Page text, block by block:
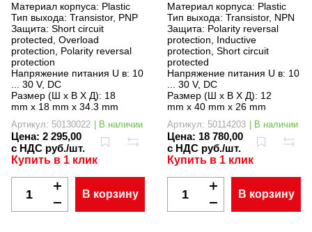
Материал корпуса: Plastic
Тип выхода: Transistor, PNP
Защита: Short circuit
protected, Overload
protection, Polarity reversal
protection
Напряжение питания U в: 10
... 30 V, DC
Размер (Ш x В X Д): 18
mm x 18 mm x 34.3 mm
Артикул: 50130022 | В наличии
Цена: 2 295,00
с НДС руб./шт.
Купить в 1 клик
В корзину
Материал корпуса: Plastic
Тип выхода: Transistor, NPN
Защита: Polarity reversal
protection, Inductive
protection, Short circuit
protected
Напряжение питания U в: 10
... 30 V, DC
Размер (Ш x В X Д): 12
mm x 40 mm x 26 mm
Артикул: 50114203 | В наличии
Цена: 18 780,00
с НДС руб./шт.
Купить в 1 клик
В корзину